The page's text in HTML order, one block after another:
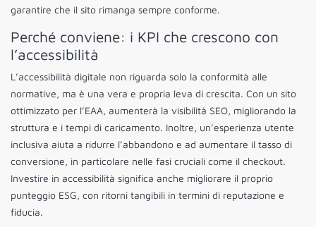
garantire che il sito rimanga sempre conforme.
Perché conviene: i KPI che crescono con
l’accessibilità
L’accessibilità digitale non riguarda solo la conformità alle
normative, ma è una vera e propria leva di crescita. Con un sito
ottimizzato per l’EAA, aumenterà la visibilità SEO, migliorando la
struttura e i tempi di caricamento. Inoltre, un’esperienza utente
inclusiva aiuta a ridurre l’abbandono e ad aumentare il tasso di
conversione, in particolare nelle fasi cruciali come il checkout.
Investire in accessibilità significa anche migliorare il proprio
punteggio ESG, con ritorni tangibili in termini di reputazione e
fiducia.